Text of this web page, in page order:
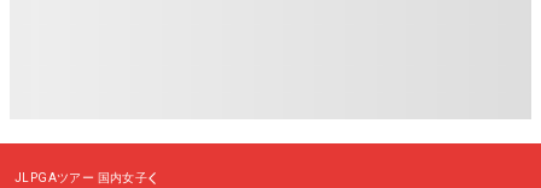
JLPGAツアー 国内女子